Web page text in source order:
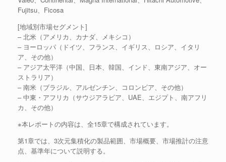
Fujitsu、Ficosa
[地域別市場セグメント]
– 北米（アメリカ、カナダ、メキシコ）
– ヨーロッパ（ドイツ、フランス、イギリス、ロシア、イタリ
ア、その他）
– アジア太平洋（中国、日本、韓国、インド、東南アジア、オー
ストラリア）
– 南米（ブラジル、アルゼンチン、コロンビア、その他）
– 中東・アフリカ（サウジアラビア、UAE、エジプト、南アフリ
カ、その他）
※本レポートの内容は、全15章で構成されています。
第1章では、3次元集積化の製品範囲、市場概要、市場推計の注意
点、基準年について説明する。